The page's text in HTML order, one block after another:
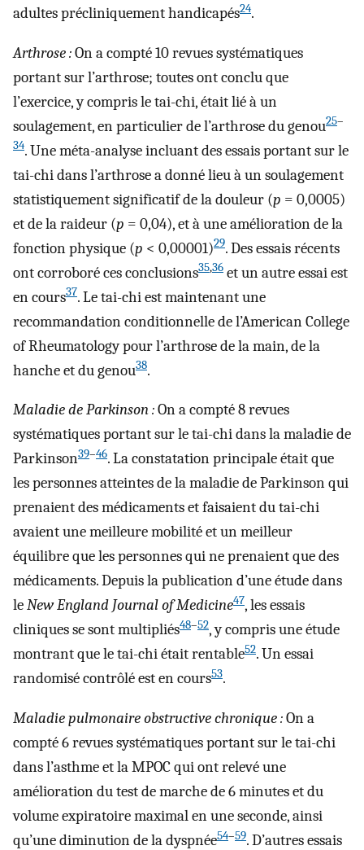
adultes précliniquement handicapés24.
Arthrose :On a compté 10 revues systématiques
portant sur l’arthrose; toutes ont conclu que
l’exercice, y compris le tai-chi, était lié à un
soulagement, en particulier de l’arthrose du genou25–
34. Une méta-analyse incluant des essais portant sur le
tai-chi dans l’arthrose a donné lieu à un soulagement
statistiquement significatif de la douleur (p = 0,0005)
et de la raideur (p = 0,04), et à une amélioration de la
fonction physique (p < 0,00001)29. Des essais récents
ont corroboré ces conclusions35,36 et un autre essai est
en cours37. Le tai-chi est maintenant une
recommandation conditionnelle de l’American College
of Rheumatology pour l’arthrose de la main, de la
hanche et du genou38.
Maladie de Parkinson :On a compté 8 revues
systématiques portant sur le tai-chi dans la maladie de
Parkinson39–46. La constatation principale était que
les personnes atteintes de la maladie de Parkinson qui
prenaient des médicaments et faisaient du tai-chi
avaient une meilleure mobilité et un meilleur
équilibre que les personnes qui ne prenaient que des
médicaments. Depuis la publication d’une étude dans
leNew England Journal of Medicine47, les essais
cliniques se sont multipliés48–52, y compris une étude
montrant que le tai-chi était rentable52. Un essai
randomisé contrôlé est en cours53.
Maladie pulmonaire obstructive chronique :On a
compté 6 revues systématiques portant sur le tai-chi
dans l’asthme et la MPOC qui ont relevé une
amélioration du test de marche de 6 minutes et du
volume expiratoire maximal en une seconde, ainsi
qu’une diminution de la dyspnée54–59. D’autres essais